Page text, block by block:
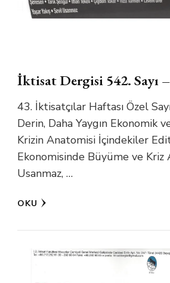
İktisat Dergisi 542. Sayı
43. İktisatçılar Haftası Özel
Derin, Daha Yaygın Ekonomik
Krizin Anatomisi İçindekiler
Ekonomisinde Büyüme ve Kriz
Usanmaz, …
OKU